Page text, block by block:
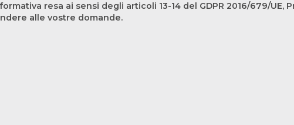
resa ai sensi degli articoli 13-14 del GDPR 2016/679/
alle vostre domande.